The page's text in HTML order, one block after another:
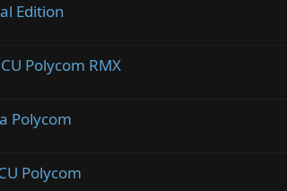
Edition
Polycom RMX
Polycom
Polycom